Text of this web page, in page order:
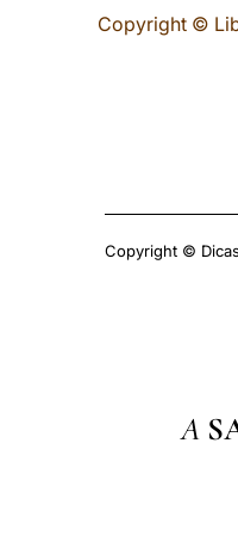
Copyright ©
Copyright ©
A